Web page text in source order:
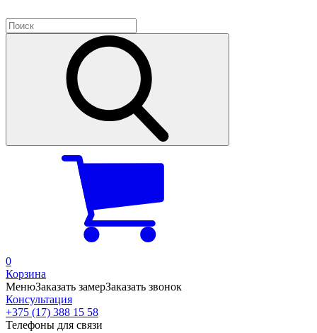
0
Корзина
МенюЗаказать замерЗаказать звонок
Консультация
+375 (17) 388 15 58
Телефоны для связи